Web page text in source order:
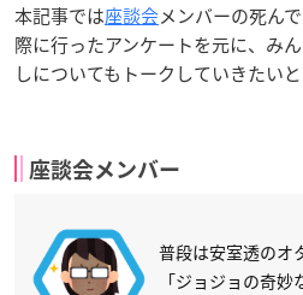
本記事では座談会メンバーの死ん
際に行ったアンケートを元に、み
しについてもトークしていきたいと
座談会メンバー
普段は安室透のオ
「ジョジョの奇